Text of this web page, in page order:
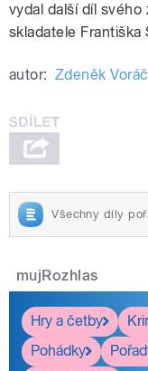
vydal další díl
skladatele Františka
autor: Zdeněk Voráč
Všechny díly
mujRozhlas
Hry a četby
Pohádky